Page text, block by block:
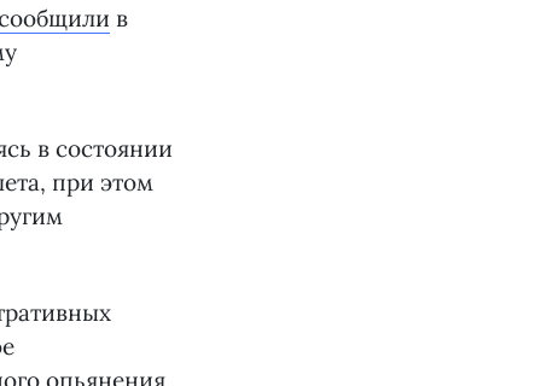
в
в состоянии
при этом
опьянения